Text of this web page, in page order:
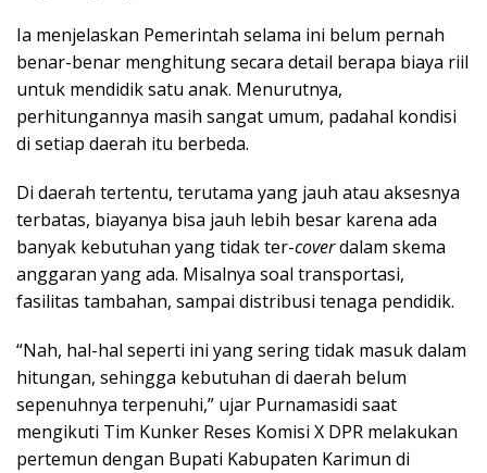
Ia menjelaskan Pemerintah selama ini belum pernah
benar-benar menghitung secara detail berapa biaya riil
untuk mendidik satu anak. Menurutnya,
perhitungannya masih sangat umum, padahal kondisi
di setiap daerah itu berbeda.
Di daerah tertentu, terutama yang jauh atau aksesnya
terbatas, biayanya bisa jauh lebih besar karena ada
banyak kebutuhan yang tidak ter-coverdalam skema
anggaran yang ada. Misalnya soal transportasi,
fasilitas tambahan, sampai distribusi tenaga pendidik.
“Nah, hal-hal seperti ini yang sering tidak masuk dalam
hitungan, sehingga kebutuhan di daerah belum
sepenuhnya terpenuhi,” ujar Purnamasidi saat
mengikuti Tim Kunker Reses Komisi X DPR melakukan
pertemun dengan Bupati Kabupaten Karimun di